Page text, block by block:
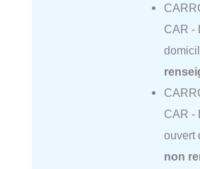
CAR -
CAR -
ouvert
non